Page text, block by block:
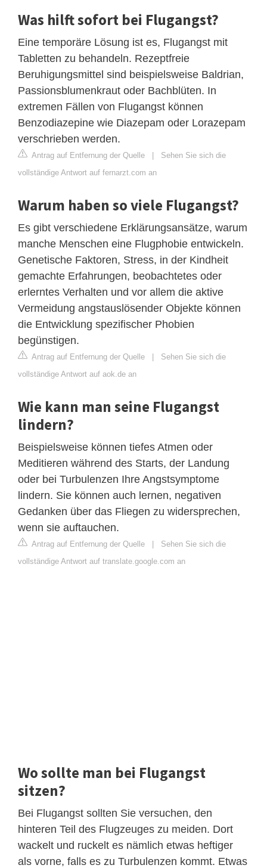
Was hilft sofort bei Flugangst?
Eine temporäre Lösung ist es, Flugangst mit
Tabletten zu behandeln. Rezeptfreie
Beruhigungsmittel sind beispielsweise Baldrian,
Passionsblumenkraut oder Bachblüten. In
extremen Fällen von Flugangst können
Benzodiazepine wie Diazepam oder Lorazepam
verschrieben werden.
Antrag auf Entfernung der Quelle | Sehen Sie sich die
vollständige Antwort auf fernarzt.com an
Warum haben so viele Flugangst?
Es gibt verschiedene Erklärungsansätze, warum
manche Menschen eine Flugphobie entwickeln.
Genetische Faktoren, Stress, in der Kindheit
gemachte Erfahrungen, beobachtetes oder
erlerntes Verhalten und vor allem die aktive
Vermeidung angstauslösender Objekte können
die Entwicklung spezifischer Phobien
begünstigen.
Antrag auf Entfernung der Quelle | Sehen Sie sich die
vollständige Antwort auf aok.de an
Wie kann man seine Flugangst
lindern?
Beispielsweise können tiefes Atmen oder
Meditieren während des Starts, der Landung
oder bei Turbulenzen Ihre Angstsymptome
lindern. Sie können auch lernen, negativen
Gedanken über das Fliegen zu widersprechen,
wenn sie auftauchen.
Antrag auf Entfernung der Quelle | Sehen Sie sich die
vollständige Antwort auf translate.google.com an
Wo sollte man bei Flugangst
sitzen?
Bei Flugangst sollten Sie versuchen, den
hinteren Teil des Flugzeuges zu meiden. Dort
wackelt und ruckelt es nämlich etwas heftiger
als vorne, falls es zu Turbulenzen kommt. Etwas